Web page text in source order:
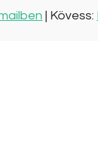
| Kövess: